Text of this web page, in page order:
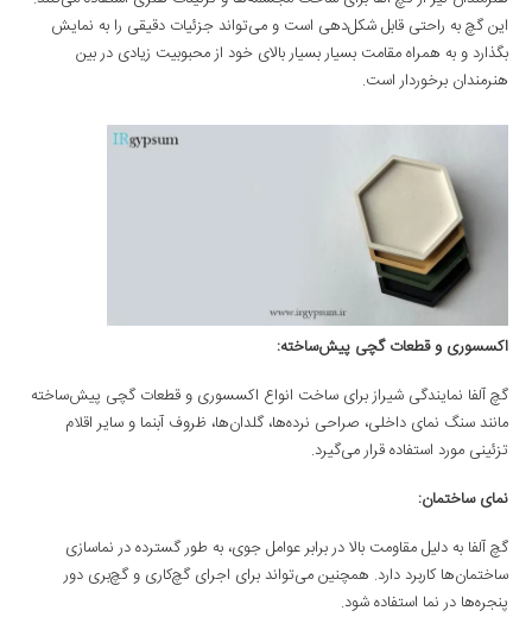
این گچ به راحتی قابل شکل‌دهی است و می‌تواند جزئیات دقیقی را به نمایش
بگذارد و به همراه مقامت بسیار بسیار بالای خود از محبوبیت زیادی در بین
هنرمندان برخوردار است.
اکسسوری و قطعات گچی پیش‌ساخته:
گچ آلفا نمایندگی شیراز برای ساخت انواع اکسسوری و قطعات گچی پیش‌ساخته
مانند سنگ نمای داخلی، صراحی نرده‌ها، گلدان‌ها، ظروف آبنما و سایر اقلام
تزئینی مورد استفاده قرار می‌گیرد.
نمای ساختمان:
گچ آلفا به دلیل مقاومت بالا در برابر عوامل جوی، به طور گسترده در نماسازی
ساختمان‌ها کاربرد دارد. همچنین می‌تواند برای اجرای گچ‌کاری و گچ‌بری دور
پنجره‌ها در نما استفاده شود.